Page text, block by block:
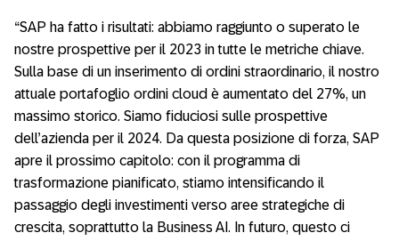
“SAP ha fatto i risultati: abbiamo raggiunto o superato le
nostre prospettive per il 2023 in tutte le metriche chiave.
Sulla base di un inserimento di ordini straordinario, il nostro
attuale portafoglio ordini cloud è aumentato del 27%, un
massimo storico. Siamo fiduciosi sulle prospettive
dell’azienda per il 2024. Da questa posizione di forza, SAP
apre il prossimo capitolo: con il programma di
trasformazione pianificato, stiamo intensificando il
passaggio degli investimenti verso aree strategiche di
crescita, soprattutto la Business AI. In futuro, questo ci